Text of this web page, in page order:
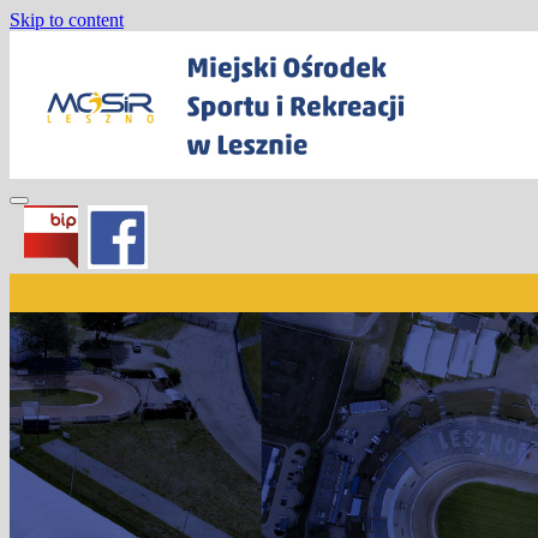
Skip to content
Miejski Ośrodek Sportu i Rekreacji w